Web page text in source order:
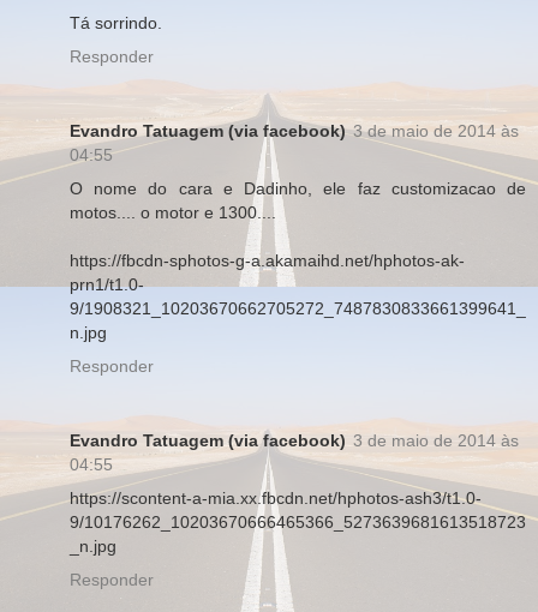
Tá sorrindo.
Responder
Evandro Tatuagem (via facebook) 3 de maio de 2014 às
04:55
O nome do cara e Dadinho, ele faz customizacao de
motos.... o motor e 1300....
https://fbcdn-sphotos-g-a.akamaihd.net/hphotos-ak-
prn1/t1.0-
9/1908321_10203670662705272_7487830833661399641_
n.jpg
Responder
Evandro Tatuagem (via facebook) 3 de maio de 2014 às
04:55
https://scontent-a-mia.xx.fbcdn.net/hphotos-ash3/t1.0-
9/10176262_10203670666465366_5273639681613518723
_n.jpg
Responder